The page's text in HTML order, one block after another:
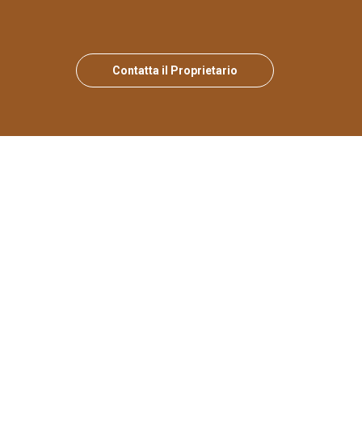
Contatta il Proprietario